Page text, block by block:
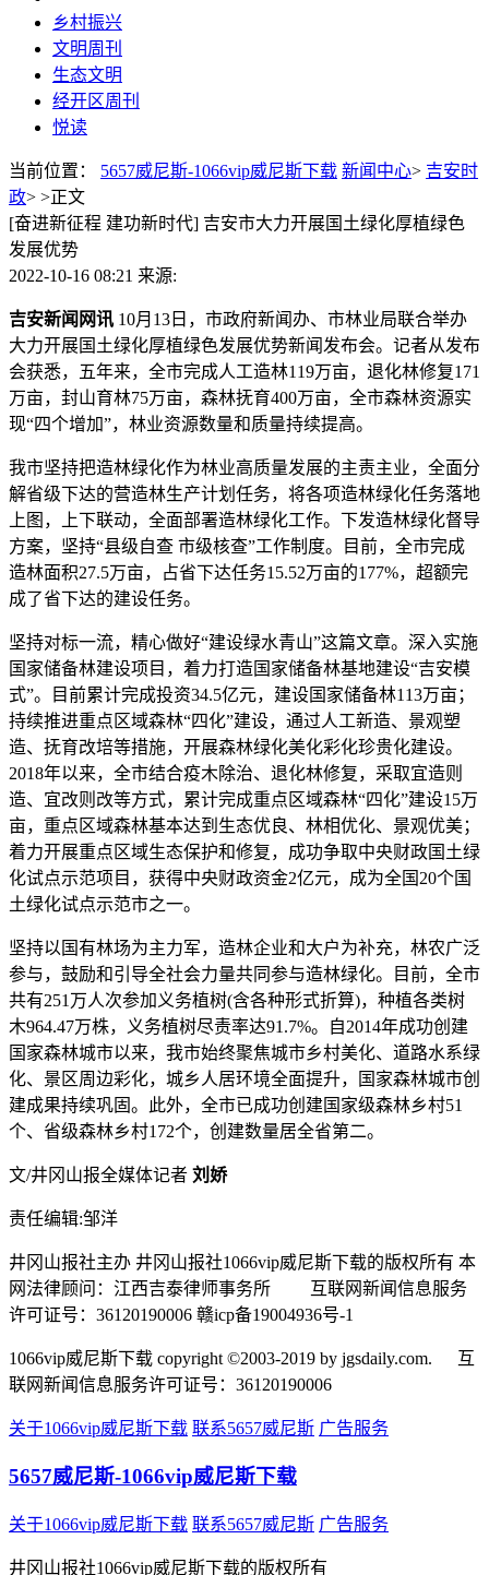
乡村振兴
文明周刊
生态文明
经开区周刊
悦读
当前位置： 5657威尼斯-1066vip威尼斯下载 新闻中心> 吉安时
政> >正文
[奋进新征程 建功新时代] 吉安市大力开展国土绿化厚植绿色
发展优势
2022-10-16 08:21 来源:
吉安新闻网讯 10月13日，市政府新闻办、市林业局联合举办
大力开展国土绿化厚植绿色发展优势新闻发布会。记者从发布
会获悉，五年来，全市完成人工造林119万亩，退化林修复171
万亩，封山育林75万亩，森林抚育400万亩，全市森林资源实
现“四个增加”，林业资源数量和质量持续提高。
我市坚持把造林绿化作为林业高质量发展的主责主业，全面分
解省级下达的营造林生产计划任务，将各项造林绿化任务落地
上图，上下联动，全面部署造林绿化工作。下发造林绿化督导
方案，坚持“县级自查 市级核查”工作制度。目前，全市完成
造林面积27.5万亩，占省下达任务15.52万亩的177%，超额完
成了省下达的建设任务。
坚持对标一流，精心做好“建设绿水青山”这篇文章。深入实施
国家储备林建设项目，着力打造国家储备林基地建设“吉安模
式”。目前累计完成投资34.5亿元，建设国家储备林113万亩；
持续推进重点区域森林“四化”建设，通过人工新造、景观塑
造、抚育改培等措施，开展森林绿化美化彩化珍贵化建设。
2018年以来，全市结合疫木除治、退化林修复，采取宜造则
造、宜改则改等方式，累计完成重点区域森林“四化”建设15万
亩，重点区域森林基本达到生态优良、林相优化、景观优美；
着力开展重点区域生态保护和修复，成功争取中央财政国土绿
化试点示范项目，获得中央财政资金2亿元，成为全国20个国
土绿化试点示范市之一。
坚持以国有林场为主力军，造林企业和大户为补充，林农广泛
参与，鼓励和引导全社会力量共同参与造林绿化。目前，全市
共有251万人次参加义务植树(含各种形式折算)，种植各类树
木964.47万株，义务植树尽责率达91.7%。自2014年成功创建
国家森林城市以来，我市始终聚焦城市乡村美化、道路水系绿
化、景区周边彩化，城乡人居环境全面提升，国家森林城市创
建成果持续巩固。此外，全市已成功创建国家级森林乡村51
个、省级森林乡村172个，创建数量居全省第二。
文/井冈山报全媒体记者 刘娇
责任编辑:邹洋
井冈山报社主办 井冈山报社1066vip威尼斯下载的版权所有 本
网法律顾问：江西吉泰律师事务所
互联网新闻信息服务
许可证号：36120190006 赣icp备19004936号-1
1066vip威尼斯下载 copyright ©2003-2019 by jgsdaily.com.
互
联网新闻信息服务许可证号：36120190006
关于1066vip威尼斯下载 联系5657威尼斯 广告服务
5657威尼斯-1066vip威尼斯下载
关于1066vip威尼斯下载 联系5657威尼斯 广告服务
井冈山报社1066vip威尼斯下载的版权所有